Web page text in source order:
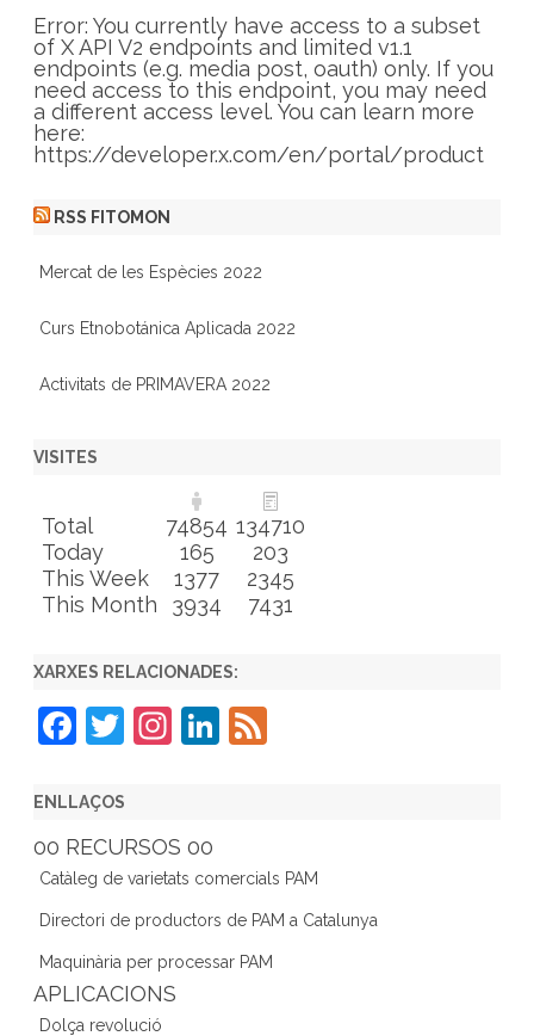
r
i
e
s
Error: You currently have access to a subset
of X API V2 endpoints and limited v1.1
endpoints (e.g. media post, oauth) only. If you
need access to this endpoint, you may need
a different access level. You can learn more
here:
https://developer.x.com/en/portal/product
RSS FITOMON
Mercat de les Espècies 2022
Curs Etnobotánica Aplicada 2022
Activitats de PRIMAVERA 2022
VISITES
Total 74854 134710
Today
165
203
This Week
1377
2345
This Month
3934 7431
XARXES RELACIONADES:
F
c
e
b
o
o
k
T
er
In
gr
a
m
Li
dI
n
ENLLAÇOS
00 RECURSOS 00
Catàleg de varietats comercials PAM
Directori de productors de PAM a Catalunya
Maquinària per processar PAM
APLICACIONS
Dolça revolució